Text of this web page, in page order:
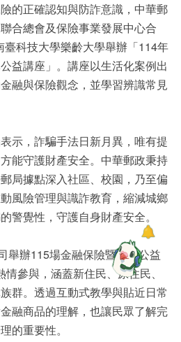
的正確認知與防詐意識，中華郵
合總會及保險事業發展中心合
科技大學樂齡大學舉辦「114年
益講座」。講座以生活化案例出
融與保險觀念，並學習辨識常見
示，詐騙手法日新月異，唯有提
能守護財產安全。中華郵政秉持
局據點深入社區、校園，乃至偏
風險管理與識詐教育，縮減城鄉
警覺性，守護自身財產安全。
舉辦115場金融保險暨防詐公益
參與，涵蓋新住民、原住民、
群。透過互動式教學與貼近日常
融商品的理解，也讓民眾了解完
的重要性。